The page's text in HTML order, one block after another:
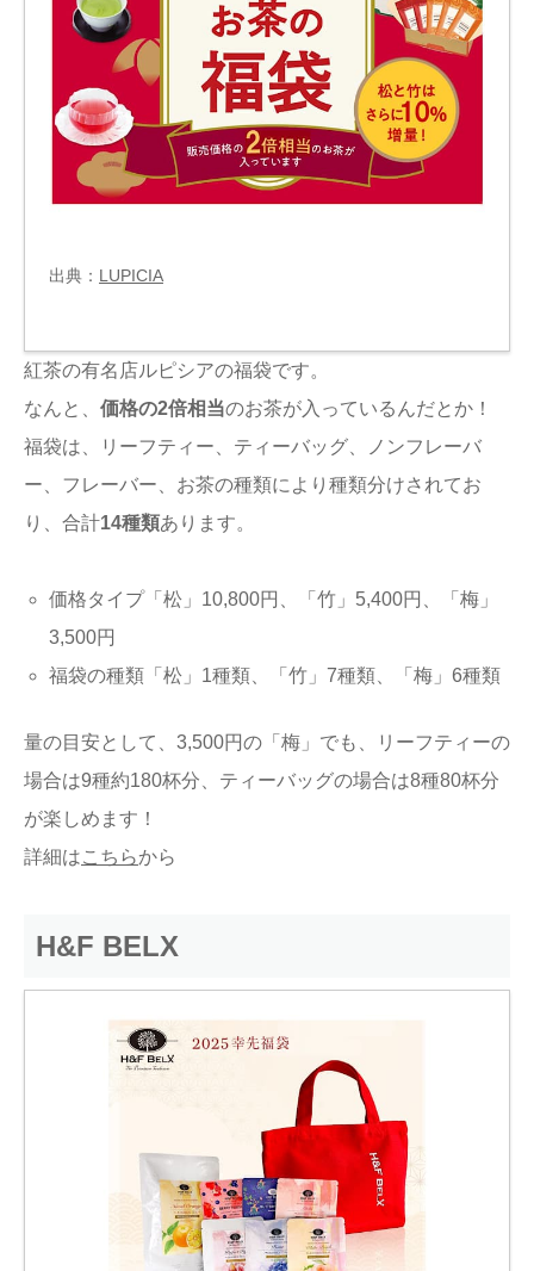
出典： LUPICIA
紅茶の有名店ルピシアの福袋です。
なんと、 価格の2倍相当のお茶が入っているんだとか！
福袋は、リーフティー、ティーバッグ、ノンフレーバ
ー、フレーバー、お茶の種類により種類分けされてお
り、合計14種類あります。
価格タイプ「松」10,800円、「竹」5,400円、「梅」
3,500円
福袋の種類「松」1種類、「竹」7種類、「梅」6種類
量の目安として、3,500円の「梅」でも、リーフティーの
場合は9種約180杯分、ティーバッグの場合は8種80杯分
が楽しめます！
詳細はこちらから
H&F BELX